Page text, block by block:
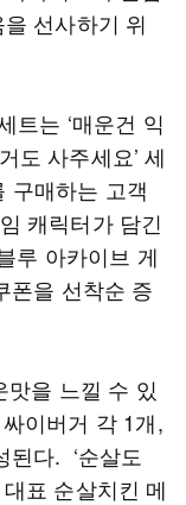
선사하기 위
트는 ‘매운건 익
도 사주세요’ 세
구매하는 고객
캐릭터가 담긴
루 아카이브 게
폰을 선착순 증
맛을 느낄 수 있
이버거 각 1개,
된다. ‘순살도
표 순살치킨 메